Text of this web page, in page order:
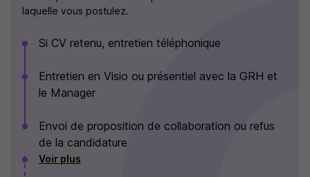
laquelle vous postulez.
Si CV retenu, entretien téléphonique
Entretien en Visio ou présentiel avec la GRH et
le Manager
Envoi de proposition de collaboration ou refus
de la candidature
Voir plus